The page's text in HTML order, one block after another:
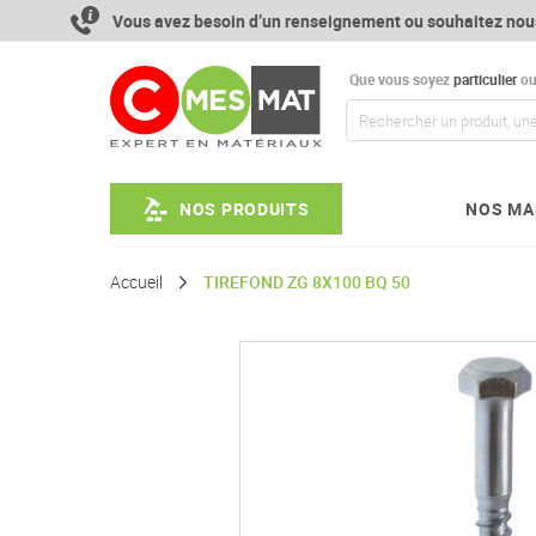
contenu
Vous avez besoin d’un renseignement ou souhaitez
Que vous soyezparticulierou
NOS PRODUITS NOS
Accueil TIREFOND ZG 8X100 BQ 50